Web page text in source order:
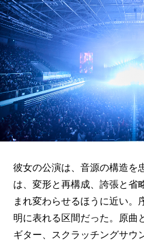
彼女の公演は、音源の構造を
は、変形と再構成、誇張と省
まれ変わらせるほうに近い。
明に表れる区間だった。原曲
ギター、スクラッチングサウ